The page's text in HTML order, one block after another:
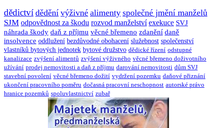
dědictví dědění výživné alimenty společné jmění manželů
SJM odpovědnost za škodu rozvod manželství exekuce SVJ
náhrada škody daň z příjmu věcné břemeno zdanění daně
insolvence oddlužení bezdůvodné obohacení služebnost společenství
vlastníků bytových jednotek bytové družstvo dědické řízení odstupné
kanalizace zvýšení alimentů zvýšení výživného věcné břemeno doživotního
užívání prodej nemovitosti a daň z příjmu darování nemovitosti dům SVJ
stavební povolení věcné břemeno dožití vydržení pozemku daňové přiznání
ukončení pracovního poměru dočasná pracovní neschopnost autorské právo
hranice pozemků spoluvlastnictví zubař